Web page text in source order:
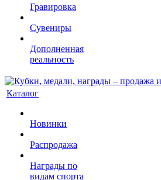
Гравировка
Сувениры
Дополненная
реальность
Каталог
Новинки
Распродажа
Награды по
видам спорта